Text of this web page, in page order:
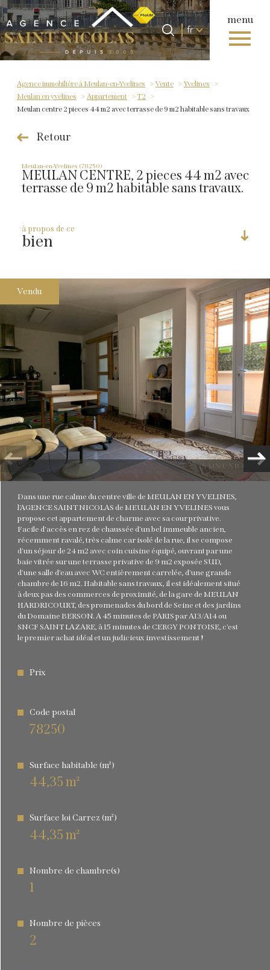
menu
Langue
fr
Accueil 0 Langue
fr
Agence immobilière à Meulan-en-Yvelines Vente
Yvelines
Meulan en yvelines
Appartement
T2
Meulan centre 2 pieces 44 m2 avec terrasse de 9 m2 habitable sans travaux
Retour
Meulan-en-Yvelines (78250)
MEULAN CENTRE, 2 pieces 44 m2 avec
terrasse de 9 m2 habitable sans travaux.
à propos de ce
bien
Plus d'informations
financières
Plus de
détails
Plus d'informations sur
le quartier
Bilan
énergétique
Dans une rue calme du centre ville de MEULAN EN YVELINES,
l'AGENCE SAINT NICOLAS de MEULAN EN YVELINES vous
propose cet appartement de charme avec sa cour privative.
Facile d'accès en rez de chaussée d'un bel immeuble ancien,
récemment ravalé, très calme car isolé de la rue, il se compose
d'un séjour de 24 m2 avec coin cuisine équipé, ouvrant par une
baie vitrée sur une terrasse privative de 9 m2 exposée SUD,
d'une salle d'eau avec WC entièrement carrelée, d'une grande
chambre de 16 m2. Habitable sans travaux, il est idéalement situé
à deux pas des commerces de proximité, de la gare de MEULAN
HARDRICOURT, des promenades du bord de Seine et des jardins
du Domaine BERSON. A 45 minutes de PARIS par A13/A14 ou
SNCF SAINT LAZARE, à 15 minutes de CERGY PONTOISE, c'est
le premier achat idéal et un judicieux investissement !
Prix
Code postal
78250
Surface habitable (m²)
44,35 m²
Surface loi Carrez (m²)
44,35 m²
Nombre de chambre(s)
1
Nombre de pièces
2
Vendu